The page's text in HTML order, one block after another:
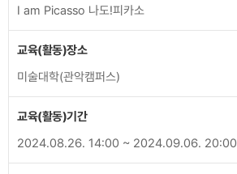
I am Picasso 나도!피카소
교육(활동)장소
미술대학(관악캠퍼스)
교육(활동)기간
2024.08.26. 14:00 ~ 2024.09.06. 20:00